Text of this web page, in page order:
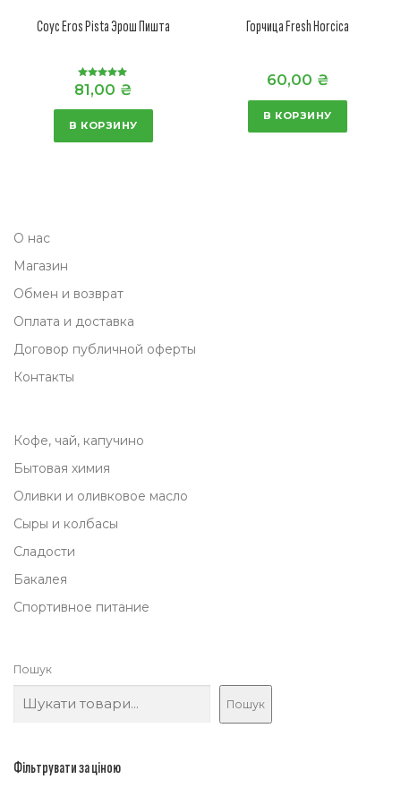
Соус Eros Pista Эрош Пишта
Оценка
5.00
81,00 ₴
В КОРЗИНУ
Горчица Fresh Horcica
60,00 ₴
В КОРЗИНУ
О нас
Магазин
Обмен и возврат
Оплата и доставка
Договор публичной оферты
Контакты
Кофе, чай, капучино
Бытовая химия
Оливки и оливковое масло
Сыры и колбасы
Сладости
Бакалея
Спортивное питание
Пошук
Пошук
Фільтрувати за ціною